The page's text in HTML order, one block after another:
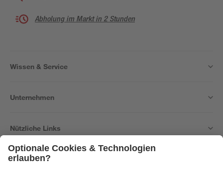
Abholung im Markt in 2 Stunden
Wissen & Service
Unternehmen
Nützliche Links